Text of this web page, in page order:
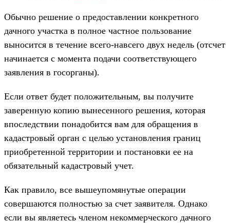
Обычно решение о предоставлении конкретного
дачного участка в полное частное пользование
выносится в течение всего-навсего двух недель (отсчет
начинается с момента подачи соответствующего
заявления в госорганы).
Если ответ будет положительным, вы получите
заверенную копию вынесенного решения, которая
впоследствии понадобится вам для обращения в
кадастровый орган с целью установления границ
приобретенной территории и постановки ее на
обязательный кадастровый учет.
Как правило, все вышеупомянутые операции
совершаются полностью за счет заявителя. Однако
если вы являетесь членом некоммерческого дачного